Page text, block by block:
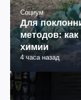
Социум
Для
методов:
химии
4 часа назад